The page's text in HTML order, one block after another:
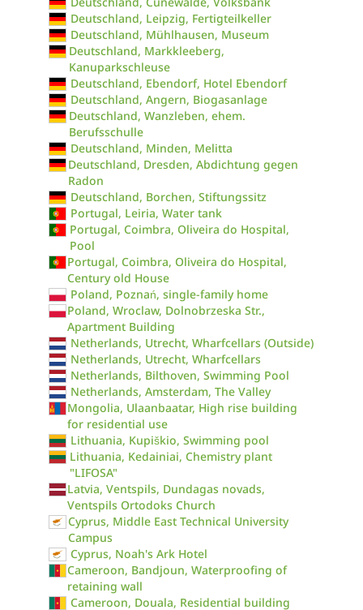
Deutschland, Leipzig, Fertigteilkeller
Deutschland, Mühlhausen, Museum
Deutschland, Markkleeberg,
Kanuparkschleuse
Deutschland, Ebendorf, Hotel Ebendorf
Deutschland, Angern, Biogasanlage
Deutschland, Wanzleben, ehem.
Berufsschulle
Deutschland, Minden, Melitta
Deutschland, Dresden, Abdichtung gegen
Radon
Deutschland, Borchen, Stiftungssitz
Portugal, Leiria, Water tank
Portugal, Coimbra, Oliveira do Hospital,
Pool
Portugal, Coimbra, Oliveira do Hospital,
Century old House
Poland, Poznań, single-family home
Poland, Wroclaw, Dolnobrzeska Str.,
Apartment Building
Netherlands, Utrecht, Wharfcellars (Outside)
Netherlands, Utrecht, Wharfcellars
Netherlands, Bilthoven, Swimming Pool
Netherlands, Amsterdam, The Valley
Mongolia, Ulaanbaatar, High rise building
for residential use
Lithuania, Kupiškio, Swimming pool
Lithuania, Kedainiai, Chemistry plant
"LIFOSA"
Latvia, Ventspils, Dundagas novads,
Ventspils Ortodoks Church
Cyprus, Middle East Technical University
Campus
Cyprus, Noah's Ark Hotel
Cameroon, Bandjoun, Waterproofing of
retaining wall
Cameroon, Douala, Residential building